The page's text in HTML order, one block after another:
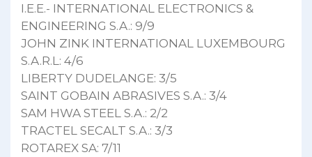
I.E.E.- INTERNATIONAL ELECTRONICS &
ENGINEERING S.A.: 9/9
JOHN ZINK INTERNATIONAL LUXEMBOURG
S.A.R.L: 4/6
LIBERTY DUDELANGE: 3/5
SAINT GOBAIN ABRASIVES S.A.: 3/4
SAM HWA STEEL S.A.: 2/2
TRACTEL SECALT S.A.: 3/3
ROTAREX SA: 7/11